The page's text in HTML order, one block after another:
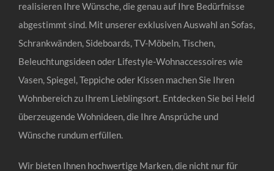
realisieren Ihre Wünsche, die genau auf Ihre Bedürfnisse
abgestimmt sind. Mit unserer exklusiven Auswahl an Sofas,
Schrankwänden, Sideboards, TV-Möbeln, Tischen,
Beleuchtungsideen oder Lifestyle-Wohnaccessoires wie
Vasen, Spiegel, Teppiche oder Kissen machen Sie Ihren
Wohnbereich zu Ihrem Lieblingsort. Entdecken Sie bei Held
überzeugende Wohnideen, die Ihre Ansprüche und
Wünsche rundum erfüllen.
Wir bieten Ihnen hochwertige Marken, die nicht nur für